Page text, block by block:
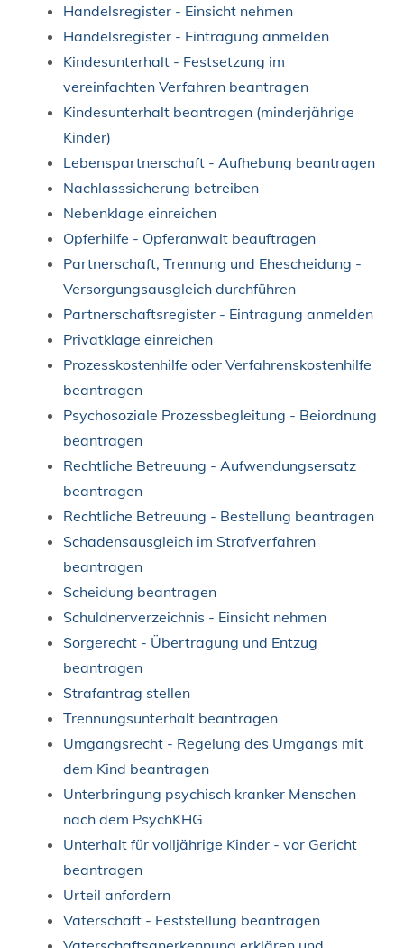
Handelsregister - Einsicht nehmen
Handelsregister - Eintragung anmelden
Kindesunterhalt - Festsetzung im
vereinfachten Verfahren beantragen
Kindesunterhalt beantragen (minderjährige
Kinder)
Lebenspartnerschaft - Aufhebung beantragen
Nachlasssicherung betreiben
Nebenklage einreichen
Opferhilfe - Opferanwalt beauftragen
Partnerschaft, Trennung und Ehescheidung -
Versorgungsausgleich durchführen
Partnerschaftsregister - Eintragung anmelden
Privatklage einreichen
Prozesskostenhilfe oder Verfahrenskostenhilfe
beantragen
Psychosoziale Prozessbegleitung - Beiordnung
beantragen
Rechtliche Betreuung - Aufwendungsersatz
beantragen
Rechtliche Betreuung - Bestellung beantragen
Schadensausgleich im Strafverfahren
beantragen
Scheidung beantragen
Schuldnerverzeichnis - Einsicht nehmen
Sorgerecht - Übertragung und Entzug
beantragen
Strafantrag stellen
Trennungsunterhalt beantragen
Umgangsrecht - Regelung des Umgangs mit
dem Kind beantragen
Unterbringung psychisch kranker Menschen
nach dem PsychKHG
Unterhalt für volljährige Kinder - vor Gericht
beantragen
Urteil anfordern
Vaterschaft - Feststellung beantragen